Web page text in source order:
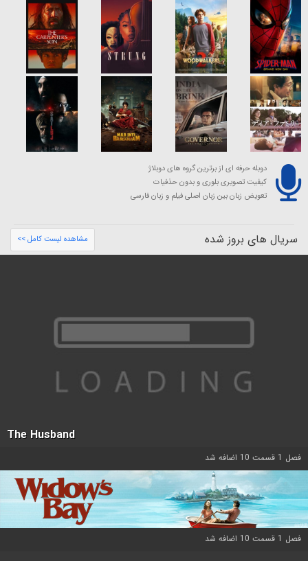
دوبله حرفه ای از برترین گروه های دوبلاژ
کیفیت تصویری بلوری و بدون حذفیات
تعویض زبان بین زبان اصلی فیلم و زبان فارسی
سریال های بروز شده مشاهده لیست کامل >>
The Husband
فصل 1 قسمت 10 اضافه شد
فصل 1 قسمت 10 اضافه شد